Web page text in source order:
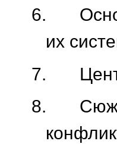
6.
их
7.
8.